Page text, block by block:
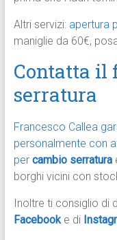
Altri servizi: apertura
maniglie da 60€,
Contatta il
serratura
Francesco Callea
personalmente con
per cambio serratura
borghi vicini con
Inoltre ti consiglio di
Facebook e di